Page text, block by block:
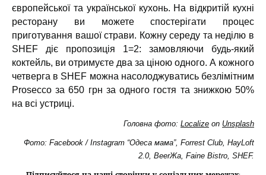
європейської та української кухонь. На відкритій кухні
ресторану ви можете спостерігати процес
приготування вашої страви. Кожну середу та неділю в
SHEF діє пропозиція 1=2: замовляючи будь-який
коктейль, ви отримуєте два за ціною одного. А кожного
четверга в SHEF можна насолоджуватись безлімітним
Prosecco за 650 грн за одного гостя та знижкою 50%
на всі устриці.
Головна фото: Localize on Unsplash
Фото: Facebook / Instagram “Одеса мама”, Forrest Club, HayLoft
2.0, BeerЖа, Faine Bistro, SHEF.